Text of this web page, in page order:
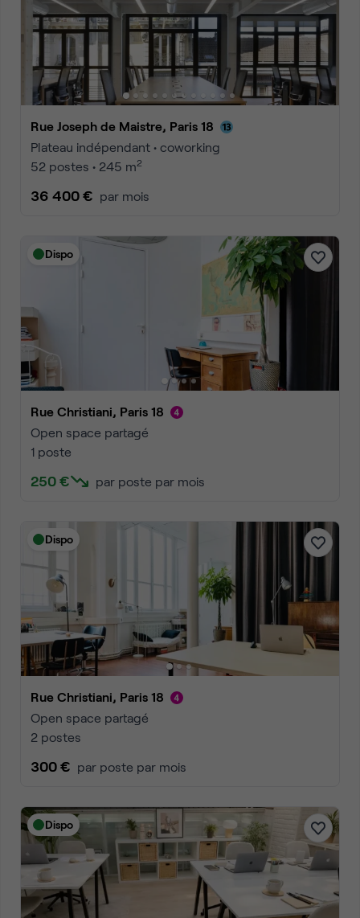
Rue Joseph de Maistre, Paris 18
Plateau indépendant • coworking
52 postes • 245 m2
36 400 € par mois
Dispo
Rue Christiani, Paris 18
Open space partagé
1 poste
250 € par poste par mois
Dispo
Rue Christiani, Paris 18
Open space partagé
2 postes
300 € par poste par mois
Dispo